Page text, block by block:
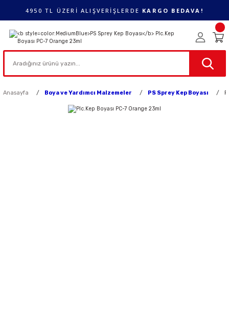
4950 TL ÜZERİ ALIŞVERİŞLERDE KARGO BEDAVA!
Anasayfa Boya ve Yardımcı Malzemeler PS Sprey Kep Boyası